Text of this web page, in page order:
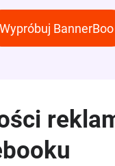
Wypróbuj BannerBoo